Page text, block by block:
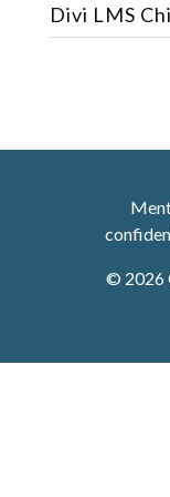
Divi LMS
© 2026